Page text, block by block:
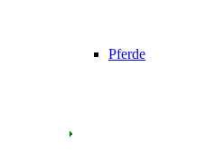
Pferde